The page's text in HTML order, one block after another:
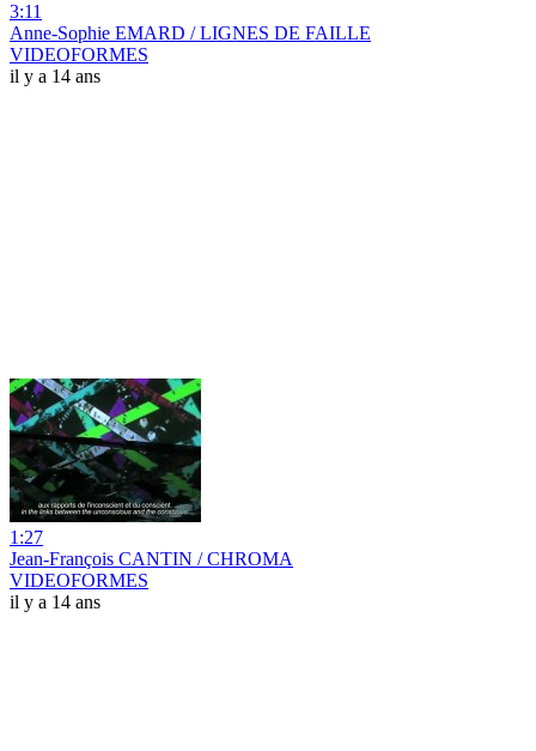
3:11
Anne-Sophie EMARD / LIGNES DE FAILLE
VIDEOFORMES
il y a 14 ans
1:27
Jean-François CANTIN / CHROMA
VIDEOFORMES
il y a 14 ans